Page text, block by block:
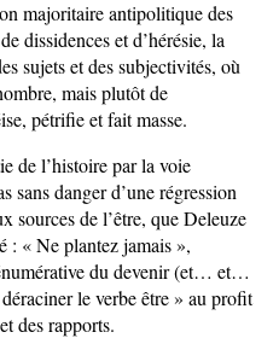
majoritaire antipolitique des
dissidences et d’hérésie, la
sujets et des subjectivités, où
mais plutôt de
pétrifie et fait masse.
de l’histoire par la voie
sans danger d’une régression
sources de l’être, que Deleuze
: « Ne plantez jamais »,
du devenir (et… et…
le verbe être » au profit
des rapports.